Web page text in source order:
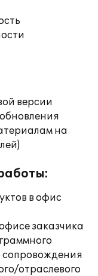
версии
на
в офис
заказчика
сопровождения
отраслевого